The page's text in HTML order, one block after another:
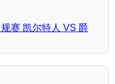
赛 凯尔特人 VS 爵